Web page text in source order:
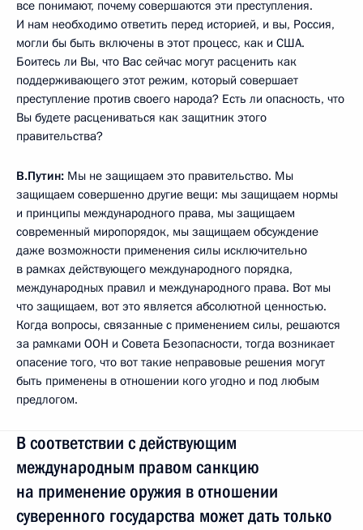
все понимают, почему совершаются эти преступления.
И нам необходимо ответить перед историей, и вы, Россия,
могли бы быть включены в этот процесс, как и США.
Боитесь ли Вы, что Вас сейчас могут расценить как
поддерживающего этот режим, который совершает
преступление против своего народа? Есть ли опасность, что
Вы будете расцениваться как защитник этого
правительства?
В.Путин: Мы не защищаем это правительство. Мы
защищаем совершенно другие вещи: мы защищаем нормы
и принципы международного права, мы защищаем
современный миропорядок, мы защищаем обсуждение
даже возможности применения силы исключительно
в рамках действующего международного порядка,
международных правил и международного права. Вот мы
что защищаем, вот это является абсолютной ценностью.
Когда вопросы, связанные с применением силы, решаются
за рамками ООН и Совета Безопасности, тогда возникает
опасение того, что вот такие неправовые решения могут
быть применены в отношении кого угодно и под любым
предлогом.
В соответствии с действующим
международным правом санкцию
на применение оружия в отношении
суверенного государства может дать только